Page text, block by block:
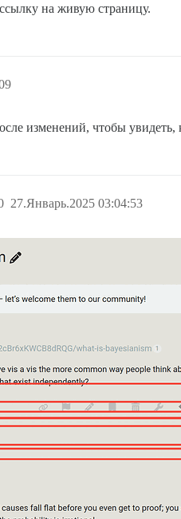
на живую страницу.
изменений, чтобы увидеть,
27.Январь.2025 03:04:53